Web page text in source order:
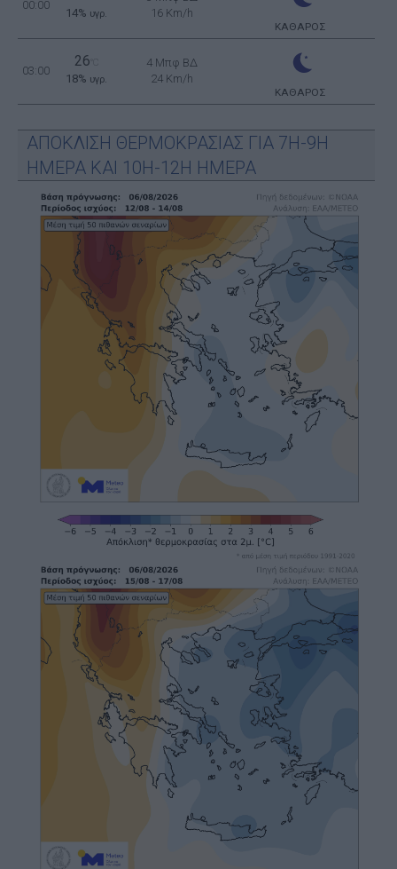
00:00
14% υγρ.
16 Km/h
ΚΑΘΑΡΟΣ
03:00
26
18% υγρ.
4 Μπφ ΒΔ
24 Km/h
ΚΑΘΑΡΟΣ
ΑΠΟΚΛΙΣΗ ΘΕΡΜΟΚΡΑΣΙΑΣ ΓΙΑ 7Η-9Η
ΗΜΕΡΑ ΚΑΙ 10Η-12Η ΗΜΕΡΑ